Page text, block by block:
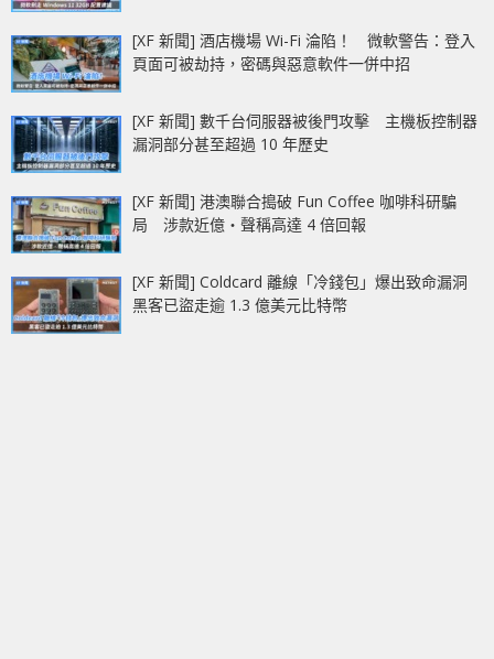
[XF 新聞] 酒店機場 Wi-Fi 淪陷！ 微軟警告：登入
頁面可被劫持，密碼與惡意軟件一併中招
[XF 新聞] 數千台伺服器被後門攻擊 主機板控制器
漏洞部分甚至超過 10 年歷史
[XF 新聞] 港澳聯合搗破 Fun Coffee 咖啡科研騙
局 涉款近億‧聲稱高達 4 倍回報
[XF 新聞] Coldcard 離線「冷錢包」爆出致命漏洞
黑客已盜走逾 1.3 億美元比特幣